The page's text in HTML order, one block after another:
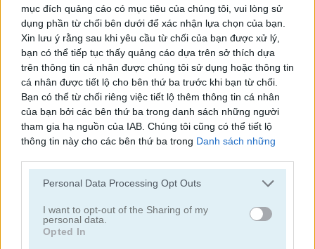
mục đích quảng cáo có mục tiêu của chúng tôi, vui lòng sử
dụng phần từ chối bên dưới để xác nhận lựa chọn của bạn.
Xin lưu ý rằng sau khi yêu cầu từ chối của bạn được xử lý,
bạn có thể tiếp tục thấy quảng cáo dựa trên sở thích dựa
trên thông tin cá nhân được chúng tôi sử dụng hoặc thông tin
cá nhân được tiết lộ cho bên thứ ba trước khi bạn từ chối.
Bạn có thể từ chối riêng việc tiết lộ thêm thông tin cá nhân
của bạn bởi các bên thứ ba trong danh sách những người
tham gia hạ nguồn của IAB. Chúng tôi cũng có thể tiết lộ
thông tin này cho các bên thứ ba trong Danh sách những
lộ thêm thông tin này cho các bên thứ ba khác.
services and may gather and store information including but
not limited to your visit or usage behaviour. You may click to
grant or deny consent to Google and its third-party tags to
Personal Data Processing Opt Outs
I want to opt-out of the Sharing of my
personal data.
Opted In
Hotel Fever Tycoon Obby: Climb and Slide
Humans Playground Mega Shark